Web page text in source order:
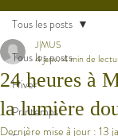
Tous les posts
Hiver
Printemps
Tous les posts
24 heures à
la lumière
J|MUS
4 janv.4 min de
Dernière mise à jour : 13